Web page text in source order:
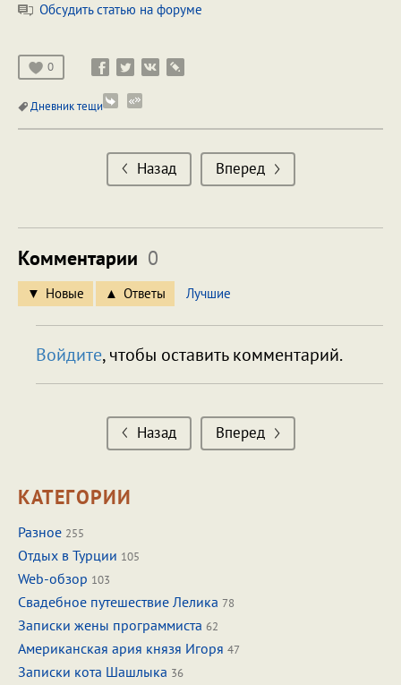
Обсудить статью на форуме
0
Дневник тещи
Назад Вперед
Комментарии 0
Новые Ответы Лучшие
Войдите, чтобы оставить комментарий.
Назад Вперед
КАТЕГОРИИ
Разное 255
Отдых в Турции 105
Web-обзор 103
Свадебное путешествие Лелика 78
Записки жены программиста 62
Американская ария князя Игоря 47
Записки кота Шашлыка 36